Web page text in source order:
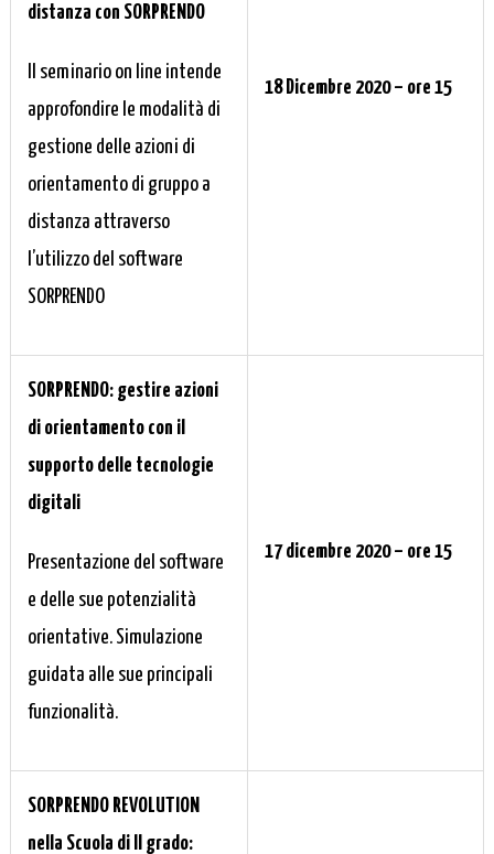
distanza con SORPRENDO
Il seminario on line intende
approfondire le modalità di
gestione delle azioni di
orientamento di gruppo a
distanza attraverso
l’utilizzo del software
SORPRENDO
18 Dicembre 2020 – ore 15
SORPRENDO: gestire azioni
di orientamento con il
supporto delle tecnologie
digitali
Presentazione del software
e delle sue potenzialità
orientative. Simulazione
guidata alle sue principali
funzionalità.
17 dicembre 2020 – ore 15
SORPRENDO REVOLUTION
nella Scuola di II grado: